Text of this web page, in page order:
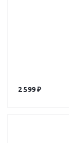
2 599₽